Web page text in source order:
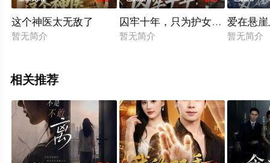
这个神医太无敌了
暂无简介
囚牢十年，只为护女一生
暂无简介
爱在悬
暂无简介
相关推荐